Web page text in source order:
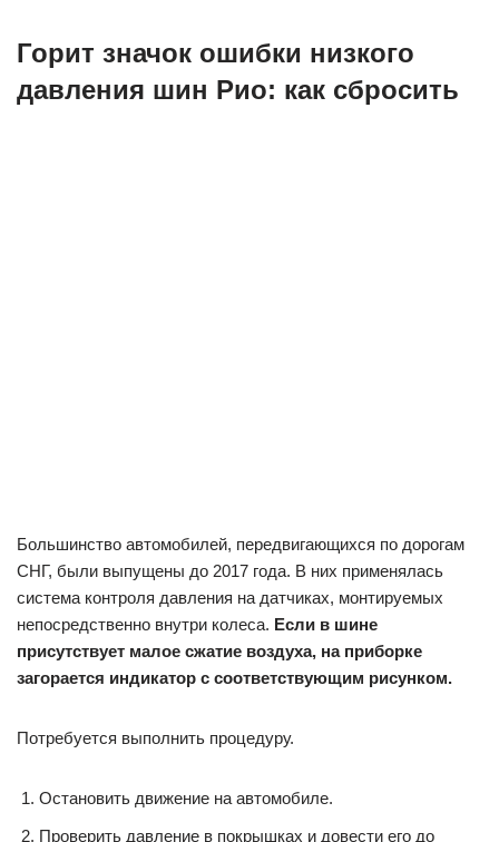
Горит значок ошибки низкого
давления шин Рио: как сбросить
Большинство автомобилей, передвигающихся по дорогам
СНГ, были выпущены до 2017 года. В них применялась
система контроля давления на датчиках, монтируемых
непосредственно внутри колеса. Если в шине
присутствует малое сжатие воздуха, на приборке
загорается индикатор с соответствующим рисунком.
Потребуется выполнить процедуру.
Остановить движение на автомобиле.
Проверить давление в покрышках и довести его до